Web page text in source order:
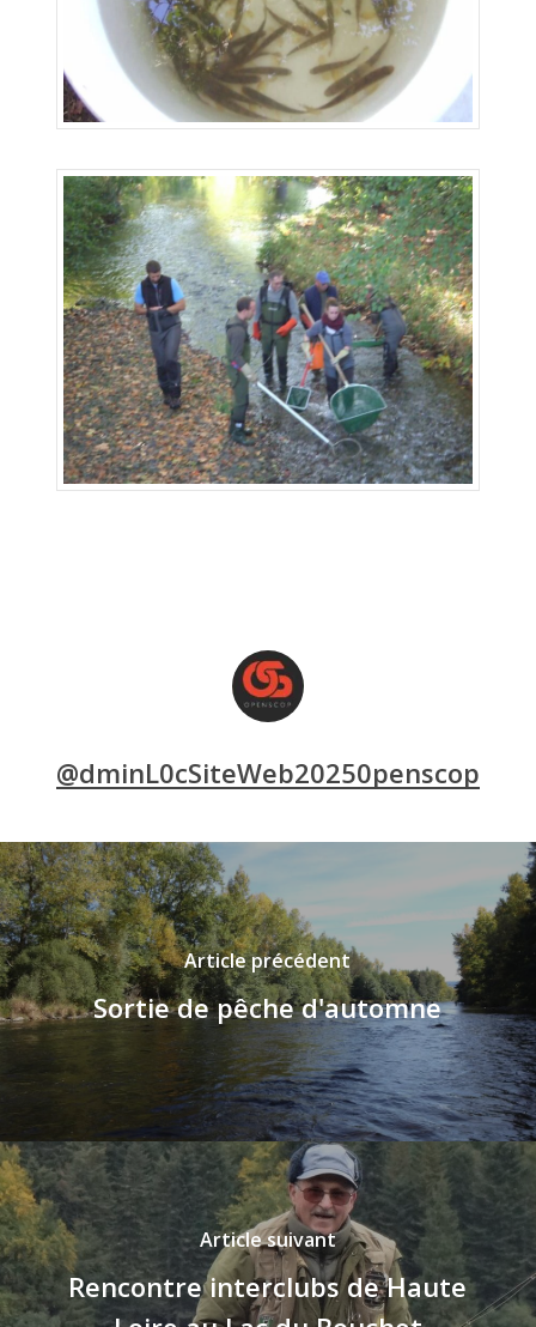
@dminL0cSiteWeb20250penscop
Article précédent
Sortie de pêche d'automne
Article suivant
Rencontre interclubs de Haute